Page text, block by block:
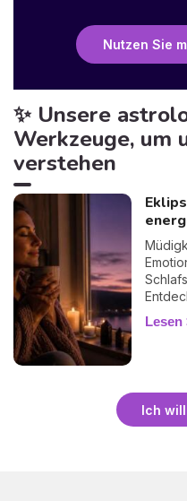
Nutzen Sie
✨ Unsere
Werkzeuge, um
verstehen
bei
Lesen
Ich